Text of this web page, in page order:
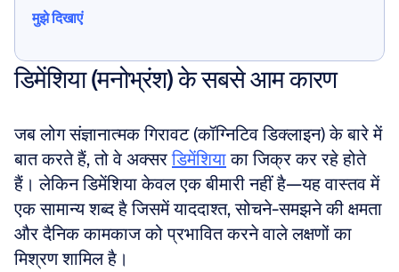
मुझे दिखाएं
डिमेंशिया (मनोभ्रंश) के सबसे आम कारण
जब लोग संज्ञानात्मक गिरावट (कॉग्निटिव डिक्लाइन) के बारे में
बात करते हैं, तो वे अक्सर डिमेंशिया का जिक्र कर रहे होते
हैं। लेकिन डिमेंशिया केवल एक बीमारी नहीं है—यह वास्तव में
एक सामान्य शब्द है जिसमें याददाश्त, सोचने-समझने की क्षमता
और दैनिक कामकाज को प्रभावित करने वाले लक्षणों का
मिश्रण शामिल है।